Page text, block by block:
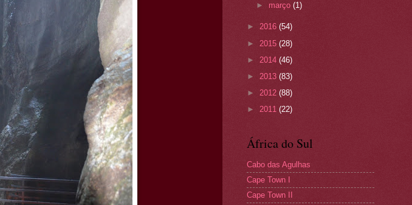
► março(1)
► 2016 (54)
► 2015 (28)
► 2014 (46)
► 2013 (83)
► 2012 (88)
► 2011 (22)
África do Sul
Cabo das Agulhas
Cape Town I
Cape Town II